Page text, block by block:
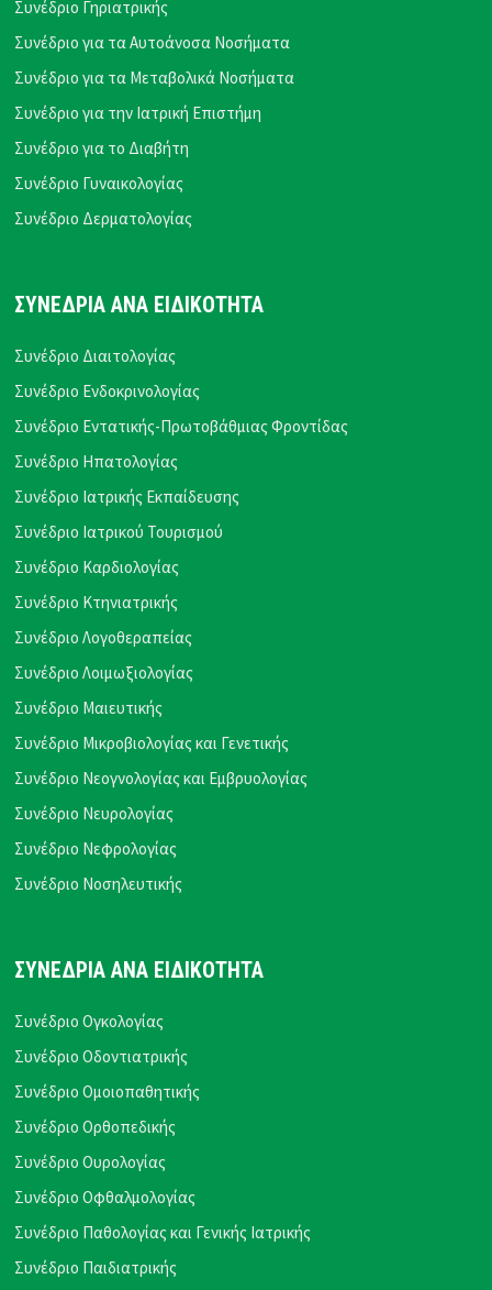
Συνέδριο Γηριατρικής
Συνέδριο για τα Αυτοάνοσα Νοσήματα
Συνέδριο για τα Μεταβολικά Νοσήματα
Συνέδριο για την Ιατρική Επιστήμη
Συνέδριο για το Διαβήτη
Συνέδριο Γυναικολογίας
Συνέδριο Δερματολογίας
ΣΥΝΕΔΡΙΑ ΑΝΑ ΕΙΔΙΚΟΤΗΤΑ
Συνέδριο Διαιτολογίας
Συνέδριο Ενδοκρινολογίας
Συνέδριο Εντατικής-Πρωτοβάθμιας Φροντίδας
Συνέδριο Ηπατολογίας
Συνέδριο Ιατρικής Εκπαίδευσης
Συνέδριο Ιατρικού Τουρισμού
Συνέδριο Καρδιολογίας
Συνέδριο Κτηνιατρικής
Συνέδριο Λογοθεραπείας
Συνέδριο Λοιμωξιολογίας
Συνέδριο Μαιευτικής
Συνέδριο Μικροβιολογίας και Γενετικής
Συνέδριο Νεογνολογίας και Εμβρυολογίας
Συνέδριο Νευρολογίας
Συνέδριο Νεφρολογίας
Συνέδριο Νοσηλευτικής
ΣΥΝΕΔΡΙΑ ΑΝΑ ΕΙΔΙΚΟΤΗΤΑ
Συνέδριο Ογκολογίας
Συνέδριο Οδοντιατρικής
Συνέδριο Ομοιοπαθητικής
Συνέδριο Ορθοπεδικής
Συνέδριο Ουρολογίας
Συνέδριο Οφθαλμολογίας
Συνέδριο Παθολογίας και Γενικής Ιατρικής
Συνέδριο Παιδιατρικής